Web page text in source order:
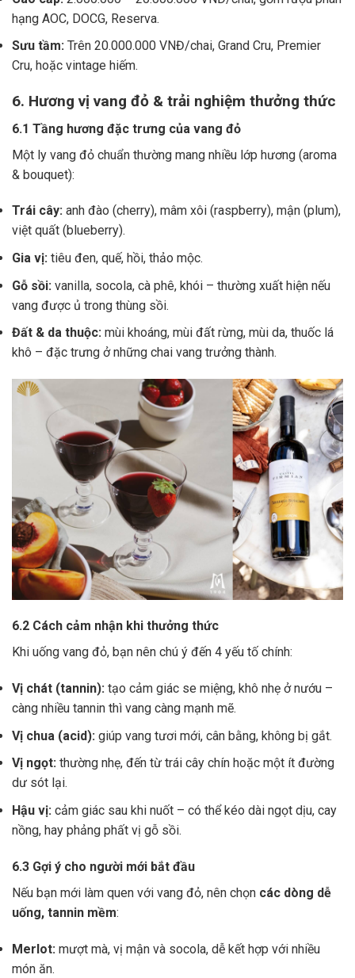
hạng AOC, DOCG, Reserva.
Sưu tầm: Trên 20.000.000 VNĐ/chai, Grand Cru, Premier
Cru, hoặc vintage hiếm.
6. Hương vị vang đỏ & trải nghiệm thưởng thức
6.1 Tầng hương đặc trưng của vang đỏ
Một ly vang đỏ chuẩn thường mang nhiều lớp hương (aroma
& bouquet):
Trái cây: anh đào (cherry), mâm xôi (raspberry), mận (plum),
việt quất (blueberry).
Gia vị: tiêu đen, quế, hồi, thảo mộc.
Gỗ sồi: vanilla, socola, cà phê, khói – thường xuất hiện nếu
vang được ủ trong thùng sồi.
Đất & da thuộc: mùi khoáng, mùi đất rừng, mùi da, thuốc lá
khô – đặc trưng ở những chai vang trưởng thành.
6.2 Cách cảm nhận khi thưởng thức
Khi uống vang đỏ, bạn nên chú ý đến 4 yếu tố chính:
Vị chát (tannin): tạo cảm giác se miệng, khô nhẹ ở nướu –
càng nhiều tannin thì vang càng mạnh mẽ.
Vị chua (acid): giúp vang tươi mới, cân bằng, không bị gắt.
Vị ngọt: thường nhẹ, đến từ trái cây chín hoặc một ít đường
dư sót lại.
Hậu vị: cảm giác sau khi nuốt – có thể kéo dài ngọt dịu, cay
nồng, hay phảng phất vị gỗ sồi.
6.3 Gợi ý cho người mới bắt đầu
Nếu bạn mới làm quen với vang đỏ, nên chọn các dòng dễ
uống, tannin mềm:
Merlot: mượt mà, vị mận và socola, dễ kết hợp với nhiều
món ăn.